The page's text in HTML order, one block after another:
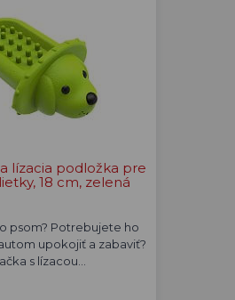
lízacia podložka pre
18 cm, zelená
psom? Potrebujete ho
upokojiť a zabaviť?
s lízacou…